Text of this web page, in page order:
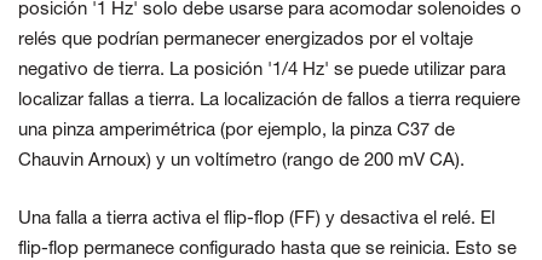
posición '1 Hz' solo debe usarse para acomodar solenoides o
relés que podrían permanecer energizados por el voltaje
negativo de tierra. La posición '1/4 Hz' se puede utilizar para
localizar fallas a tierra. La localización de fallos a tierra requiere
una pinza amperimétrica (por ejemplo, la pinza C37 de
Chauvin Arnoux) y un voltímetro (rango de 200 mV CA).
Una falla a tierra activa el flip-flop (FF) y desactiva el relé. El
flip-flop permanece configurado hasta que se reinicia. Esto se